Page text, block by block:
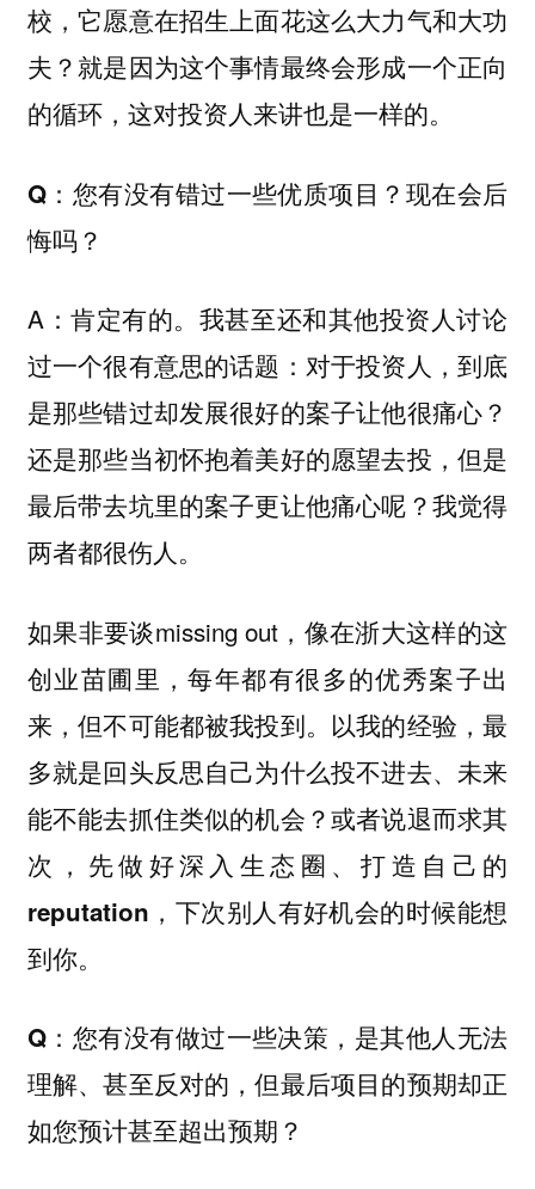
校，它愿意在招生上面花这么大力气和大功
夫？就是因为这个事情最终会形成一个正向
的循环，这对投资人来讲也是一样的。
Q：您有没有错过一些优质项目？现在会后
悔吗？
A：肯定有的。我甚至还和其他投资人讨论
过一个很有意思的话题：对于投资人，到底
是那些错过却发展很好的案子让他很痛心？
还是那些当初怀抱着美好的愿望去投，但是
最后带去坑里的案子更让他痛心呢？我觉得
两者都很伤人。
如果非要谈missing out，像在浙大这样的这
创业苗圃里，每年都有很多的优秀案子出
来，但不可能都被我投到。 以我的经验，最
多就是回头反思自己为什么投不进去、未来
能不能去抓住类似的机会？或者说退而求其
次，先做好深入生态圈、打造自己的
reputation，下次别人有好机会的时候能想
到你。
Q：您有没有做过一些决策，是其他人无法
理解、甚至反对的，但最后项目的预期却正
如您预计甚至超出预期？